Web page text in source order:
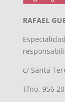
RAFAEL
c/ Santa
Tfno. 956